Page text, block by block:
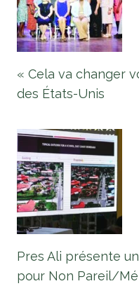
« Cela va changer
des États-Unis
Pres Ali présente
pour Non Pareil/